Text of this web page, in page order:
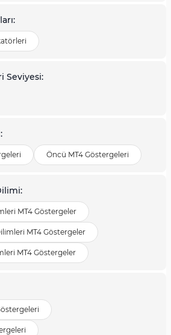
:
Seviyesi:
:
Öncü MT4 Göstergeleri
:
MT4 Göstergeler
MT4 Göstergeler
MT4 Göstergeler